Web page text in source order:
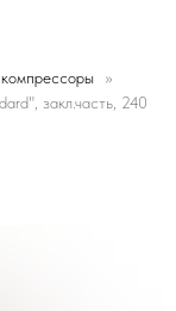
закл.часть, 240